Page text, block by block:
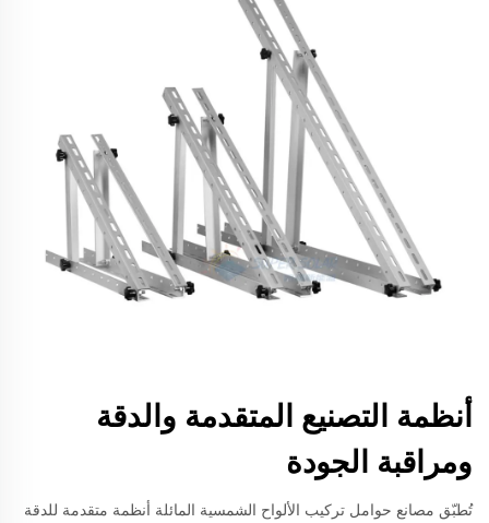
أنظمة التصنيع المتقدمة والدقة
ومراقبة الجودة
تُطبّق مصانع حوامل تركيب الألواح الشمسية المائلة أنظمة متقدمة للدقة